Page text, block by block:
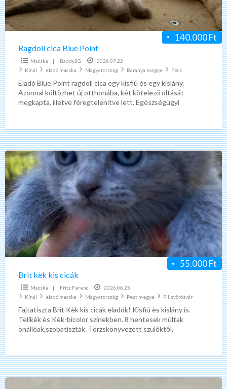
140.000 Ft
Ragdoll cica Blue Point
Macska | Baddy2G
2026.07.22
Kínál
eladó macska Magyarország Baranya megye Pécs
Eladó Blue Point ragdoll cica egy kisfiú és egy kislány.
Azonnal költözhet új otthonába, két kötelező oltását
megkapta, illetve féregtelenítve lett. Egészségügyi
Brit
kèk
kis
cicák
55.000 Ft
Brit kèk kis cicák
Macska | Fritz Ferenc
2026.06.25
Kínál
eladó macska Magyarország Pest megye Pilisvörösvár
Fajtatiszta Brit Kèk kis cicák eladók! Kisfiú ès kislány is.
Telikèk ès Kèk-bicolor színekben. 8 hentesek múltak
önállóak,szobatiszták. Törzskönyvezett szülőktől.
Kiváló